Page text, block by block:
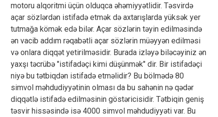
motoru alqoritmi üçün olduqca əhəmiyyətlidir. Təsvirdə
açar sözlərdən istifadə etmək də axtarışlarda yüksək yer
tutmağa kömək edə bilər. Açar sözlərin təyin edilməsində
ən vacib addım rəqabətli açar sözlərin müəyyən edilməsi
və onlara diqqət yetirilməsidir. Burada izləyə biləcəyiniz ən
yaxşı təcrübə "istifadəçi kimi düşünmək" dir. Bir istifadəçi
niyə bu tətbiqdən istifadə etməlidir? Bu bölmədə 80
simvol məhdudiyyətinin olması da bu sahənin nə qədər
diqqətlə istifadə edilməsinin göstəricisidir. Tətbiqin geniş
təsvir hissəsində isə 4000 simvol məhdudiyyəti var. Bu